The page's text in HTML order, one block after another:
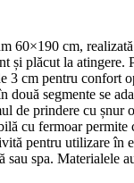
60×190 cm,
și plăcut la atingere.
3 cm pentru confort
două segmente se
de prindere cu șnur
cu fermoar permite
pentru utilizare în
sau spa. Materialele